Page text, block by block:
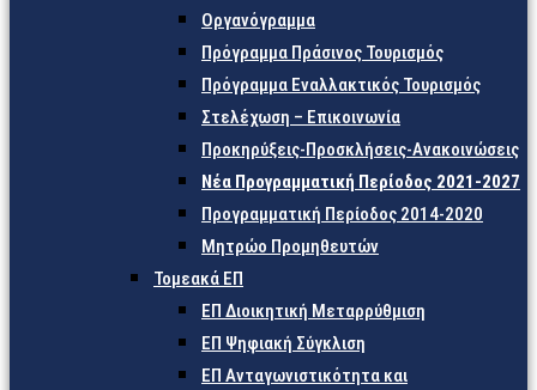
Οργανόγραμμα
Πρόγραμμα Πράσινος Τουρισμός
Πρόγραμμα Εναλλακτικός Τουρισμός
Στελέχωση – Επικοινωνία
Προκηρύξεις-Προσκλήσεις-Ανακοινώσεις
Νέα Προγραμματική Περίοδος 2021-2027
Προγραμματική Περίοδος 2014-2020
Μητρώο Προμηθευτών
Τομεακά ΕΠ
ΕΠ Διοικητική Μεταρρύθμιση
ΕΠ Ψηφιακή Σύγκλιση
ΕΠ Ανταγωνιστικότητα και